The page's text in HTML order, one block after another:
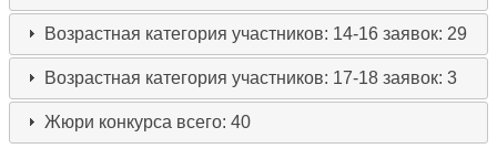
Возрастная категория участников: 14-16заявок: 29
Возрастная категория участников: 17-18заявок: 3
Жюри конкурса всего: 40